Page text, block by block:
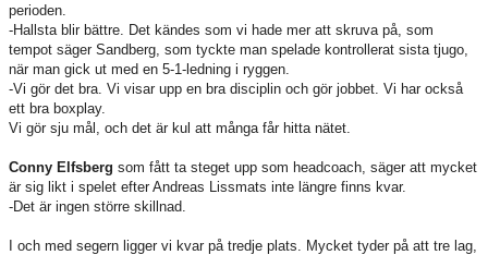
perioden.
-Hallsta blir bättre. Det kändes som vi hade mer att skruva på, som
tempot säger Sandberg, som tyckte man spelade kontrollerat sista tjugo,
när man gick ut med en 5-1-ledning i ryggen.
-Vi gör det bra. Vi visar upp en bra disciplin och gör jobbet. Vi har också
ett bra boxplay.
Vi gör sju mål, och det är kul att många får hitta nätet.
Conny Elfsberg som fått ta steget upp som headcoach, säger att mycket
är sig likt i spelet efter Andreas Lissmats inte längre finns kvar.
-Det är ingen större skillnad.
I och med segern ligger vi kvar på tredje plats. Mycket tyder på att tre lag,